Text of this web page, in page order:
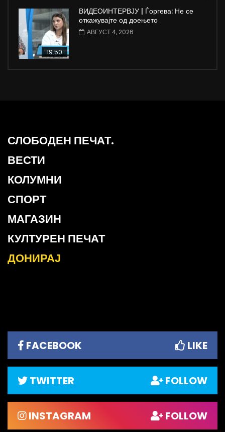
19:50
ВИДЕОИНТЕРВЈУ | Ѓоргева: Не се
откажувајте од доењето
АВГУСТ 4, 2026
СЛОБОДЕН ПЕЧАТ.
ВЕСТИ
КОЛУМНИ
СПОРТ
МАГАЗИН
КУЛТУРЕН ПЕЧАТ
ДОНИРАЈ
FACEBOOK LIKE
TWITTER FOLLOW
INSTAGRAM FOLLOW